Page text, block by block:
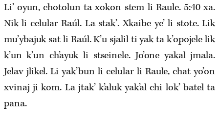
Li’ oyun, chotolun ta xokon stem li Raule. 5:40 xa.
Nik li celular Raúl. La stak’. Xkaibe ye’ li stote. Lik
mu’ybajuk sat li Raúl. K’u sjalil ti yak ta k’opojele lik
k’un k’un ch’ayuk li stseinele. Jo’one yakal jmala.
Jelav jlikel. Li yak’bun li celular li Raule, chat yo’on
xvinaj ji kom. La jtak’ k’aluk yak’al chi lok’ batel ta
pana.